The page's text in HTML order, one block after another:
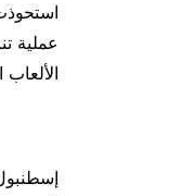
عملية